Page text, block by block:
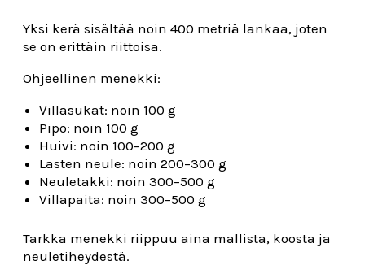
Yksi kerä sisältää noin 400 metriä lankaa, joten
se on erittäin riittoisa.
Ohjeellinen menekki:
Villasukat: noin 100 g
Pipo: noin 100 g
Huivi: noin 100–200 g
Lasten neule: noin 200–300 g
Neuletakki: noin 300–500 g
Villapaita: noin 300–500 g
Tarkka menekki riippuu aina mallista, koosta ja
neuletiheydestä.